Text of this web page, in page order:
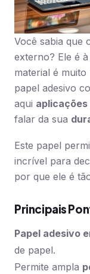
Você sabia que
externo? Ele é
material é muito
papel adesivo
aqui aplicações
falar da sua
Este papel
incrível para
por que ele é
Principais
Papel adesivo
de papel.
Permite ampla